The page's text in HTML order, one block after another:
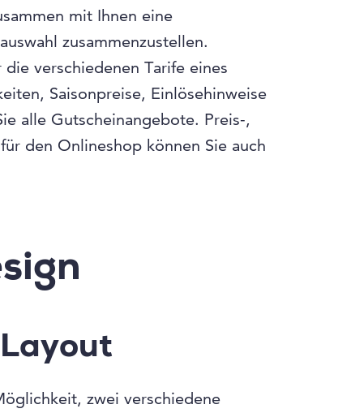
mit Ihnen eine
zusammenzustellen.
verschiedenen Tarife eines
Saisonpreise, Einlösehinweise
alle Gutscheinangebote. Preis-,
den Onlineshop können Sie auch
zwei verschiedene